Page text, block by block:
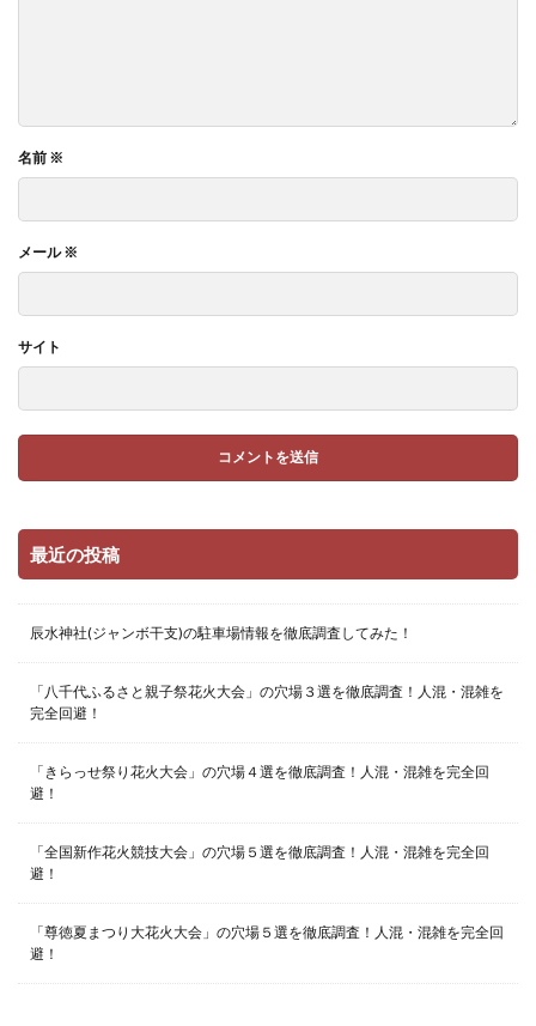
名前 ※
メール※
サイト
最近の投稿
辰水神社(ジャンボ干支)の駐車場情報を徹底調査してみた！
「八千代ふるさと親子祭花火大会」の穴場３選を徹底調査！人混・混雑を
完全回避！
「きらっせ祭り花火大会」の穴場４選を徹底調査！人混・混雑を完全回
避！
「全国新作花火競技大会」の穴場５選を徹底調査！人混・混雑を完全回
避！
「尊徳夏まつり大花火大会」の穴場５選を徹底調査！人混・混雑を完全回
避！